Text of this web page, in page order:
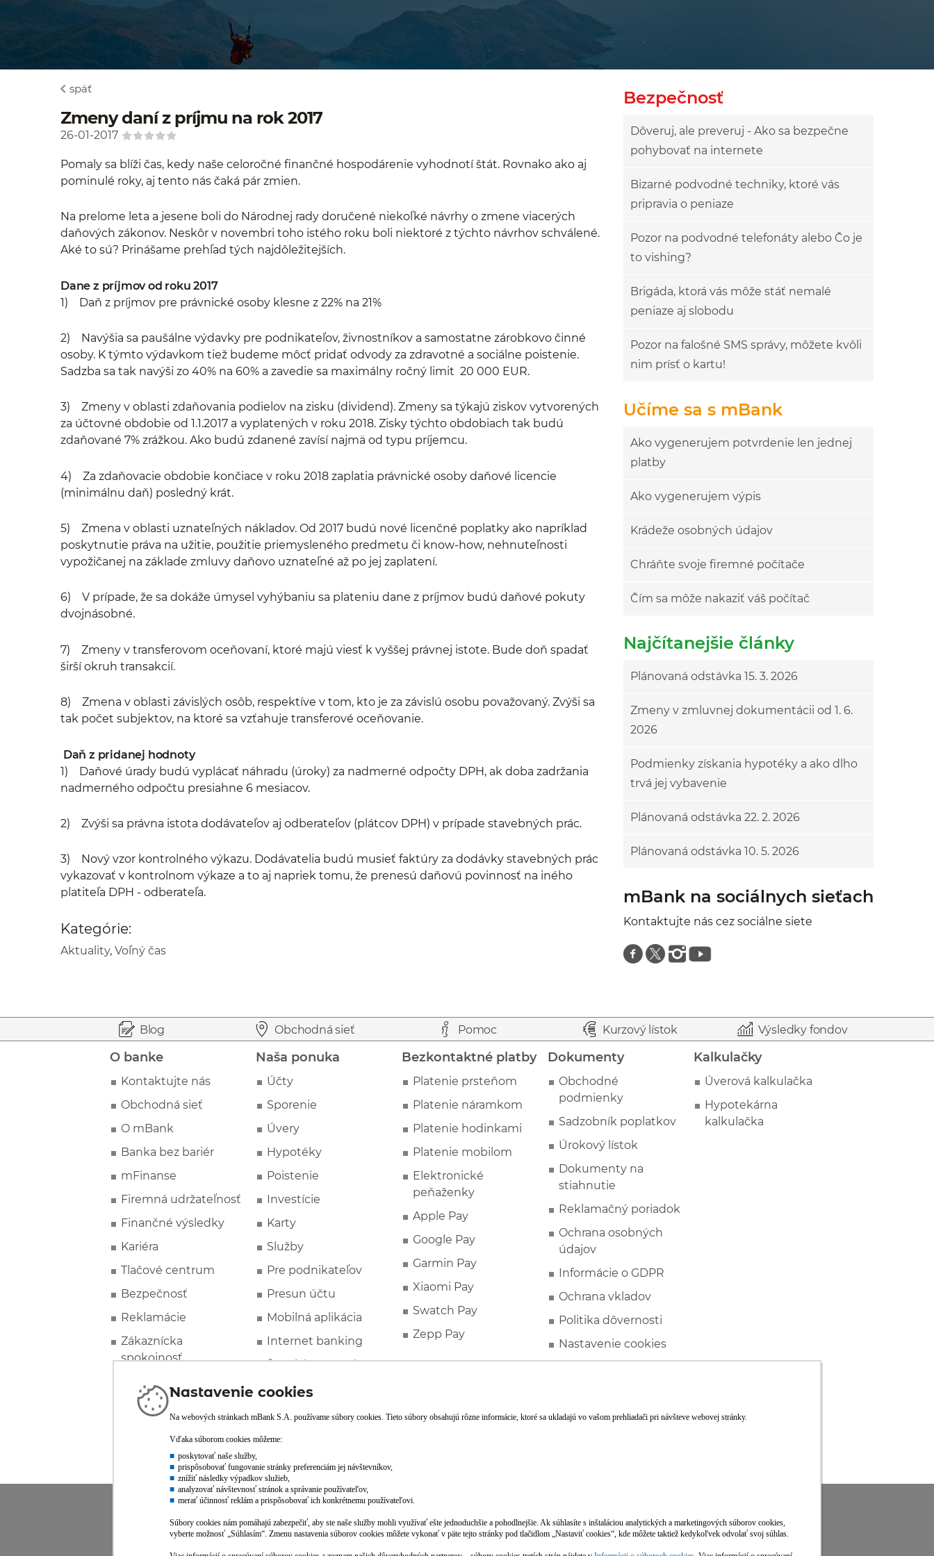
späť
Zmeny daní z príjmu na rok 2017
26-01-2017
Pomaly sa blíži čas, kedy naše celoročné finančné hospodárenie vyhodnotí štát. Rovnako ako aj
pominulé roky, aj tento nás čaká pár zmien.
Na prelome leta a jesene boli do Národnej rady doručené niekoľké návrhy o zmene viacerých
daňových zákonov. Neskôr v novembri toho istého roku boli niektoré z týchto návrhov schválené.
Aké to sú? Prinášame prehľad tých najdôležitejších.
Dane z príjmov od roku 2017
1) Daň z príjmov pre právnické osoby klesne z 22% na 21%
2) Navýšia sa paušálne výdavky pre podnikateľov, živnostníkov a samostatne zárobkovo činné
osoby. K týmto výdavkom tiež budeme môcť pridať odvody za zdravotné a sociálne poistenie.
Sadzba sa tak navýši zo 40% na 60% a zavedie sa maximálny ročný limit 20 000 EUR.
3) Zmeny v oblasti zdaňovania podielov na zisku (dividend). Zmeny sa týkajú ziskov vytvorených
za účtovné obdobie od 1.1.2017 a vyplatených v roku 2018. Zisky týchto obdobiach tak budú
zdaňované 7% zrážkou. Ako budú zdanené zavísí najmä od typu príjemcu.
4) Za zdaňovacie obdobie končiace v roku 2018 zaplatia právnické osoby daňové licencie
(minimálnu daň) posledný krát.
5) Zmena v oblasti uznateľných nákladov. Od 2017 budú nové licenčné poplatky ako napríklad
poskytnutie práva na užitie, použitie priemysleného predmetu či know-how, nehnuteľnosti
vypožičanej na základe zmluvy daňovo uznateľné až po jej zaplatení.
6) V prípade, že sa dokáže úmysel vyhýbaniu sa plateniu dane z príjmov budú daňové pokuty
dvojnásobné.
7) Zmeny v transferovom oceňovaní, ktoré majú viesť k vyššej právnej istote. Bude doň spadať
širší okruh transakcií.
8) Zmena v oblasti závislých osôb, respektíve v tom, kto je za závislú osobu považovaný. Zvýši sa
tak počet subjektov, na ktoré sa vzťahuje transferové oceňovanie.
Daň z pridanej hodnoty
1) Daňové úrady budú vyplácať náhradu (úroky) za nadmerné odpočty DPH, ak doba zadržania
nadmerného odpočtu presiahne 6 mesiacov.
2) Zvýši sa právna istota dodávateľov aj odberateľov (plátcov DPH) v prípade stavebných prác.
3) Nový vzor kontrolného výkazu. Dodávatelia budú musieť faktúry za dodávky stavebných prác
vykazovať v kontrolnom výkaze a to aj napriek tomu, že prenesú daňovú povinnosť na iného
platiteľa DPH - odberateľa.
Kategórie:
Aktuality, Voľný čas
Bezpečnosť
Dôveruj, ale preveruj - Ako sa bezpečne
pohybovať na internete
Bizarné podvodné techniky, ktoré vás
pripravia o peniaze
Pozor na podvodné telefonáty alebo Čo je
to vishing?
Brigáda, ktorá vás môže stáť nemalé
peniaze aj slobodu
Pozor na falošné SMS správy, môžete kvôli
nim prísť o kartu!
Učíme sa s mBank
Ako vygenerujem potvrdenie len jednej
platby
Ako vygenerujem výpis
Krádeže osobných údajov
Chráňte svoje firemné počítače
Čím sa môže nakaziť váš počítač
Najčítanejšie články
Plánovaná odstávka 15. 3. 2026
Zmeny v zmluvnej dokumentácii od 1. 6.
2026
Podmienky získania hypotéky a ako dlho
trvá jej vybavenie
Plánovaná odstávka 22. 2. 2026
Plánovaná odstávka 10. 5. 2026
mBank na sociálnych sieťach
Kontaktujte nás cez sociálne siete
Znajdź nas na facebooku
Znajdź nas na twitterze
Znajdź nas na instagramie
Znajdź nas na youtube
Blog Obchodná sieť Pomoc Kurzový lístok Výsledky fondov
O banke
Kontaktujte nás
Obchodná sieť
O mBank
Banka bez bariér
mFinanse
Firemná udržateľnosť
Finančné výsledky
Kariéra
Tlačové centrum
Bezpečnosť
Reklamácie
Zákaznícka
spokojnosť
Naša ponuka
Účty
Sporenie
Úvery
Hypotéky
Poistenie
Investície
Karty
Služby
Pre podnikateľov
Presun účtu
Mobilná aplikácia
Internet banking
Špeciálne ponuky
Bezkontaktné platby
Platenie prsteňom
Platenie náramkom
Platenie hodinkami
Platenie mobilom
Elektronické
peňaženky
Apple Pay
Google Pay
Garmin Pay
Xiaomi Pay
Swatch Pay
Zepp Pay
Dokumenty
Obchodné
podmienky
Sadzobník poplatkov
Úrokový lístok
Dokumenty na
stiahnutie
Reklamačný poriadok
Ochrana osobných
údajov
Informácie o GDPR
Ochrana vkladov
Politika dôvernosti
Nastavenie cookies
Kalkulačky
Úverová kalkulačka
Hypotekárna
kalkulačka
Viac informácií